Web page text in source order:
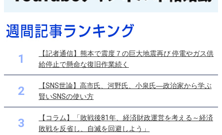
1
【記者通信】熊本で震度７の巨大地震再び 停電やガス供
給停止で懸命な復旧作業続く
2
【SNS世論】高市氏、河野氏、小泉氏―政治家から学ぶ
賢いSNSの使い方
3
【コラム】「敗戦後81年、経済財政運営を考える～経済
敗戦を反省し、自滅を回避しよう」